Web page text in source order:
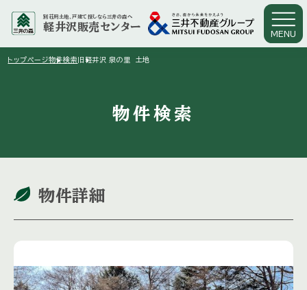
別荘用土地、戸建て探しなら三井の森へ
軽井沢販売センター
MENU
トップページ arrow_right
物件検索 arrow_right
旧軽井沢 泉の里 土地
物件検索
物件詳細